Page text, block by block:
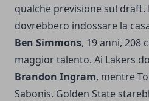
qualche previsione sul draft.
dovrebbero indossare la
Ben Simmons, 19 anni, 208
maggior talento. Ai Lakers
Brandon Ingram, mentre
Sabonis. Golden State